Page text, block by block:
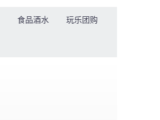
食品酒水 玩乐团购